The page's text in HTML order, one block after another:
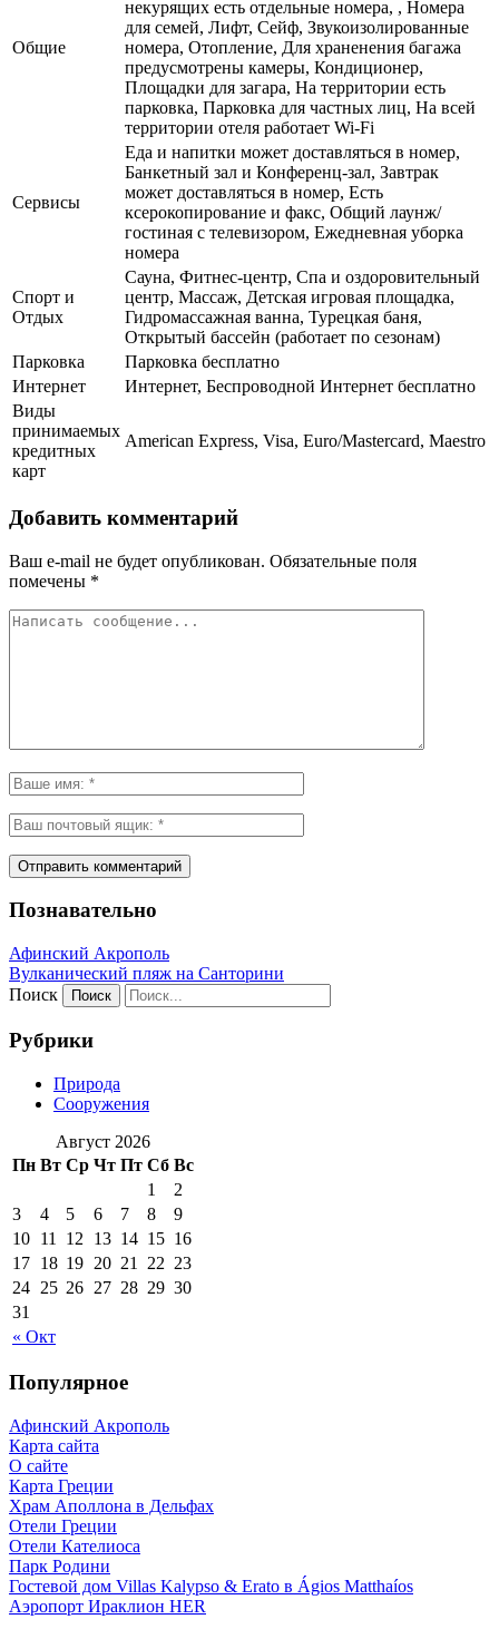
Общие
некурящих есть отдельные номера, , Номера
для семей, Лифт, Сейф, Звукоизолированные
номера, Отопление, Для храненения багажа
предусмотрены камеры, Кондиционер,
Площадки для загара, На территории есть
парковка, Парковка для частных лиц, На всей
территории отеля работает Wi-Fi
Сервисы
Еда и напитки может доставляться в номер,
Банкетный зал и Конференц-зал, Завтрак
может доставляться в номер, Есть
ксерокопирование и факс, Общий лаунж/
гостиная с телевизором, Ежедневная уборка
номера
Спорт и
Отдых
Сауна, Фитнес-центр, Спа и оздоровительный
центр, Массаж, Детская игровая площадка,
Гидромассажная ванна, Турецкая баня,
Открытый бассейн (работает по сезонам)
Парковка
Парковка бесплатно
Интернет
Интернет, Беспроводной Интернет бесплатно
Виды
принимаемых
кредитных
карт
American Express, Visa, Euro/Mastercard, Maestro
Добавить комментарий
Ваш e-mail не будет опубликован. Обязательные поля
помечены *
Познавательно
Афинский Акрополь
Вулканический пляж на Санторини
Поиск
Рубрики
Природа
Сооружения
Август 2026
Пн Вт Ср Чт Пт Сб Вс
« Окт
1
2
3
4 5 6 7 8
9
10 11 12 13 14 15 16
17 18 19 20 21 22 23
24 25 26 27 28 29 30
31
Популярное
Афинский Акрополь
Карта сайта
О сайте
Карта Греции
Храм Аполлона в Дельфах
Отели Греции
Отели Кателиоса
Парк Родини
Гостевой дом Villas Kalypso & Erato в Ágios Matthaíos
Аэропорт Ираклион HER